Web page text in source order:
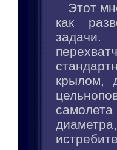
Этот
как
крылом,